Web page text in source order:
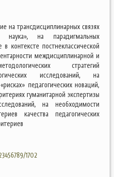
на трансдисциплинарных связях
на парадигмальных
контексте постнеклассической
междисциплинарной и
стратегий
исследований, на
педагогических новаций,
гуманитарной экспертизы
на необходимости
качества педагогических
1702